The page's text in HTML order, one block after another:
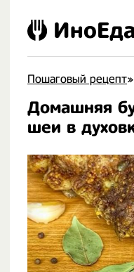
Пошаговый рецепт»
Домашняя
шеи в